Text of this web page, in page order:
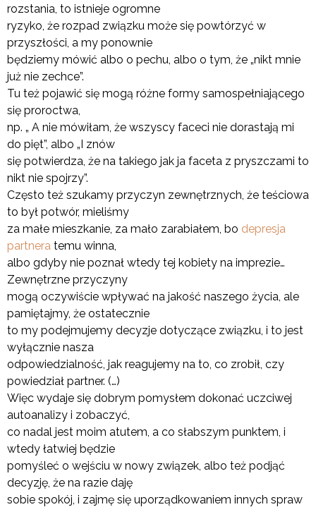
rozstania, to istnieje ogromne
ryzyko, że rozpad związku może się powtórzyć w
przyszłości, a my ponownie
będziemy mówić albo o pechu, albo o tym, że „nikt mnie
już nie zechce”.
Tu też pojawić się mogą różne formy samospełniającego
się proroctwa,
np. „ A nie mówiłam, że wszyscy faceci nie dorastają mi
do pięt”, albo „I znów
się potwierdza, że na takiego jak ja faceta z pryszczami to
nikt nie spojrzy”.
Często też szukamy przyczyn zewnętrznych, że teściowa
to był potwór, mieliśmy
za małe mieszkanie, za mało zarabiałem, bo depresja
partnera temu winna,
albo gdyby nie poznał wtedy tej kobiety na imprezie…
Zewnętrzne przyczyny
mogą oczywiście wpływać na jakość naszego życia, ale
pamiętajmy, że ostatecznie
to my podejmujemy decyzje dotyczące związku, i to jest
wyłącznie nasza
odpowiedzialność, jak reagujemy na to, co zrobił, czy
powiedział partner. (…)
Więc wydaje się dobrym pomysłem dokonać uczciwej
autoanalizy i zobaczyć,
co nadal jest moim atutem, a co słabszym punktem, i
wtedy łatwiej będzie
pomyśleć o wejściu w nowy związek, albo też podjąć
decyzję, że na razie daję
sobie spokój, i zajmę się uporządkowaniem innych spraw